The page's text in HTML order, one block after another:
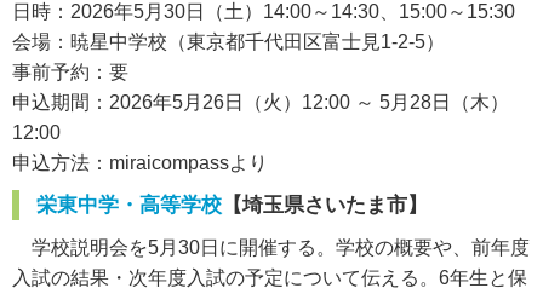
日時：2026年5月30日（土）14:00～14:30、15:00～15:30
会場：暁星中学校（東京都千代田区富士見1-2-5）
事前予約：要
申込期間：2026年5月26日（火）12:00 ～ 5月28日（木）
12:00
申込方法：miraicompassより
栄東中学・高等学校 【埼玉県さいたま市】
学校説明会を5月30日に開催する。学校の概要や、前年度
入試の結果・次年度入試の予定について伝える。6年生と保